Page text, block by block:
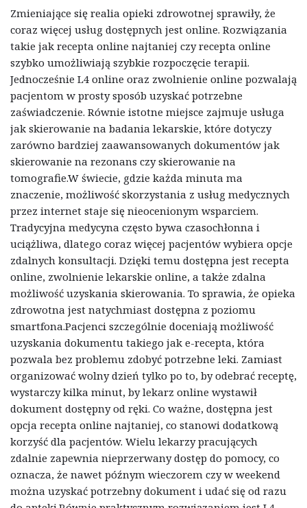
Zmieniające się realia opieki zdrowotnej sprawiły, że
coraz więcej usług dostępnych jest online. Rozwiązania
takie jak recepta online najtaniej czy recepta online
szybko umożliwiają szybkie rozpoczęcie terapii.
Jednocześnie L4 online oraz zwolnienie online pozwalają
pacjentom w prosty sposób uzyskać potrzebne
zaświadczenie. Równie istotne miejsce zajmuje usługa
jak skierowanie na badania lekarskie, które dotyczy
zarówno bardziej zaawansowanych dokumentów jak
skierowanie na rezonans czy skierowanie na
tomografie.W świecie, gdzie każda minuta ma
znaczenie, możliwość skorzystania z usług medycznych
przez internet staje się nieocenionym wsparciem.
Tradycyjna medycyna często bywa czasochłonna i
uciążliwa, dlatego coraz więcej pacjentów wybiera opcje
zdalnych konsultacji. Dzięki temu dostępna jest recepta
online, zwolnienie lekarskie online, a także zdalna
możliwość uzyskania skierowania. To sprawia, że opieka
zdrowotna jest natychmiast dostępna z poziomu
smartfona.Pacjenci szczególnie doceniają możliwość
uzyskania dokumentu takiego jak e-recepta, która
pozwala bez problemu zdobyć potrzebne leki. Zamiast
organizować wolny dzień tylko po to, by odebrać receptę,
wystarczy kilka minut, by lekarz online wystawił
dokument dostępny od ręki. Co ważne, dostępna jest
opcja recepta online najtaniej, co stanowi dodatkową
korzyść dla pacjentów. Wielu lekarzy pracujących
zdalnie zapewnia nieprzerwany dostęp do pomocy, co
oznacza, że nawet późnym wieczorem czy w weekend
można uzyskać potrzebny dokument i udać się od razu